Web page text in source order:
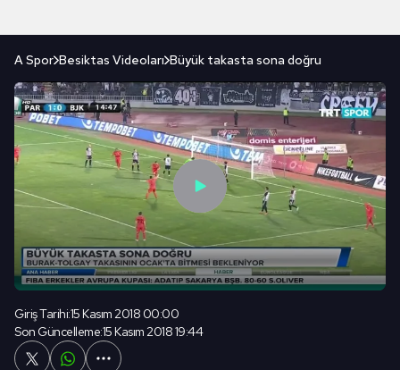
A Spor Besiktas Videoları Büyük takasta sona doğru
Giriş Tarihi:15 Kasım 2018 00:00
Son Güncelleme:15 Kasım 2018 19:44